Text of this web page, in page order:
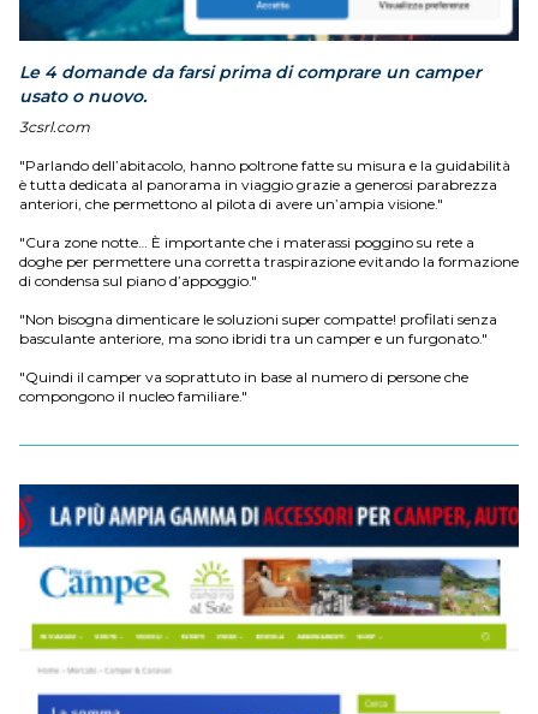
Le 4 domande da farsi prima di comprare un camper
usato o nuovo.
3csrl.com
"Parlando dell’abitacolo, hanno poltrone fatte su misura e la guidabilità
è tutta dedicata al panorama in viaggio grazie a generosi parabrezza
anteriori, che permettono al pilota di avere un’ampia visione."
"Cura zone notte… È importante che i materassi poggino su rete a
doghe per permettere una corretta traspirazione evitando la formazione
di condensa sul piano d’appoggio."
"Non bisogna dimenticare le soluzioni super compatte! profilati senza
basculante anteriore, ma sono ibridi tra un camper e un furgonato."
"Quindi il camper va soprattuto in base al numero di persone che
compongono il nucleo familiare."